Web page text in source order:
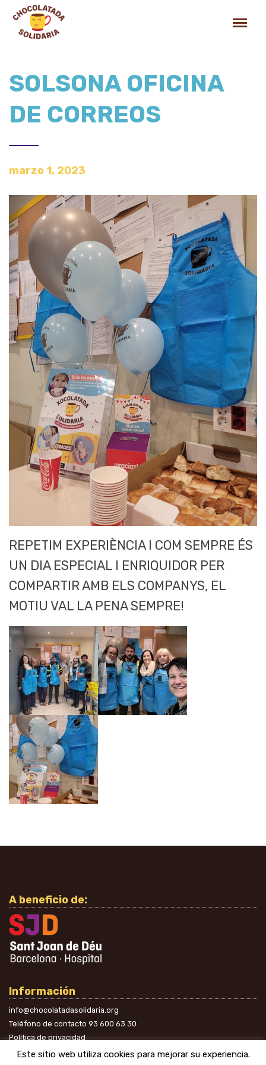
SOLSONA OFICINA
DE CORREOS
marzo 1, 2023
REPETIM EXPERIÈNCIA I COM SEMPRE ÉS
UN DIA ESPECIAL I ENRIQUIDOR PER
COMPARTIR AMB ELS COMPANYS, EL
MOTIU VAL LA PENA SEMPRE!
A beneficio de:
Información
info@chocolatadasolidaria.org
Teléfono de contacto 93 600 63 30
Política de privacidad
En las redes
Este sitio web utiliza cookies para mejorar su experiencia.